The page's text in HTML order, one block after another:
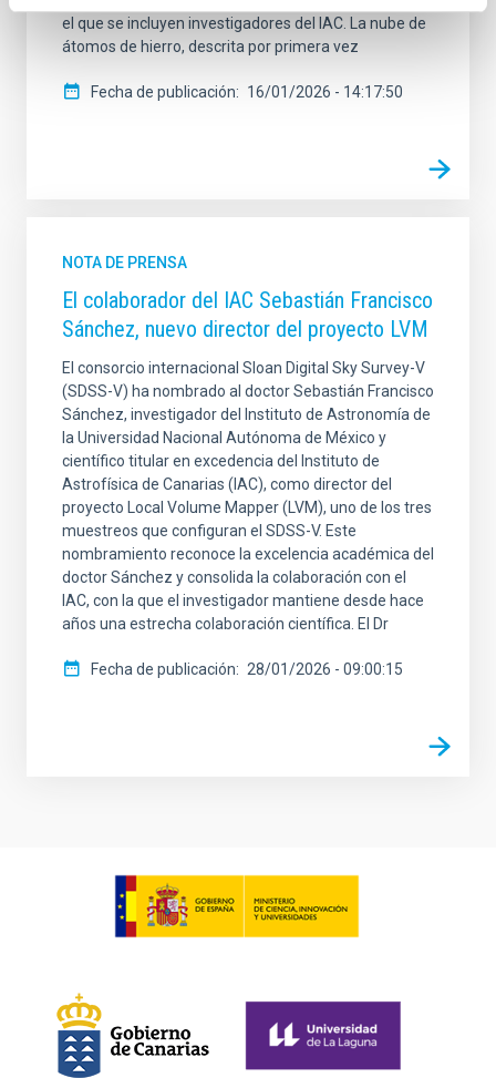
el que se incluyen investigadores del IAC. La nube de
átomos de hierro, descrita por primera vez
Fecha de publicación 16/01/2026 - 14:17:50
NOTA DE PRENSA
El colaborador del IAC Sebastián Francisco
Sánchez, nuevo director del proyecto LVM
El consorcio internacional Sloan Digital Sky Survey-V
(SDSS-V) ha nombrado al doctor Sebastián Francisco
Sánchez, investigador del Instituto de Astronomía de
la Universidad Nacional Autónoma de México y
científico titular en excedencia del Instituto de
Astrofísica de Canarias (IAC), como director del
proyecto Local Volume Mapper (LVM), uno de los tres
muestreos que configuran el SDSS-V. Este
nombramiento reconoce la excelencia académica del
doctor Sánchez y consolida la colaboración con el
IAC, con la que el investigador mantiene desde hace
años una estrecha colaboración científica. El Dr
Fecha de publicación 28/01/2026 - 09:00:15